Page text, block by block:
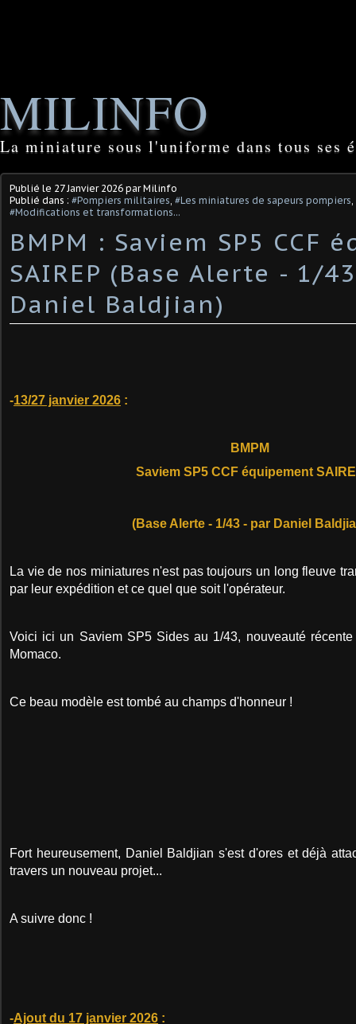
MILINFO
La miniature sous l'uniforme dans tous ses
Publié le 27 Janvier 2026 par Milinfo
Publié dans : #Pompiers militaires, #Les miniatures de sapeurs pompiers,
#Modifications et transformations...
BMPM : Saviem SP5 CCF
SAIREP (Base Alerte - 1/
Daniel Baldjian)
-13/27 janvier 2026 :
BMPM
Saviem SP5 CCF équipement
(Base Alerte - 1/43 - par Daniel
La vie de nos miniatures n'est pas toujours un long fleuve
par leur expédition et ce quel que soit l'opérateur.
Voici ici un Saviem SP5 Sides au 1/43, nouveauté
Momaco.
Ce beau modèle est tombé au champs d'honneur !
Fort heureusement, Daniel Baldjian s'est d'ores et déjà
travers un nouveau projet...
A suivre donc !
-Ajout du 17 janvier 2026 :